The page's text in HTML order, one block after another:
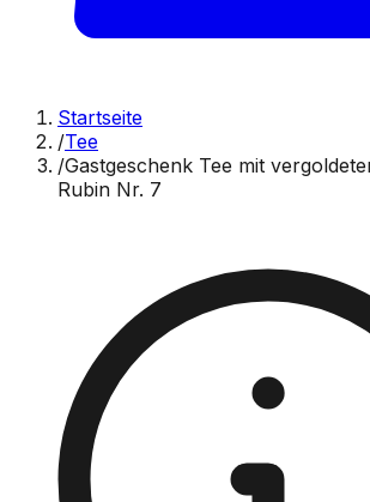
Startseite
/Tee
/Gastgeschenk Tee mit
Rubin Nr. 7